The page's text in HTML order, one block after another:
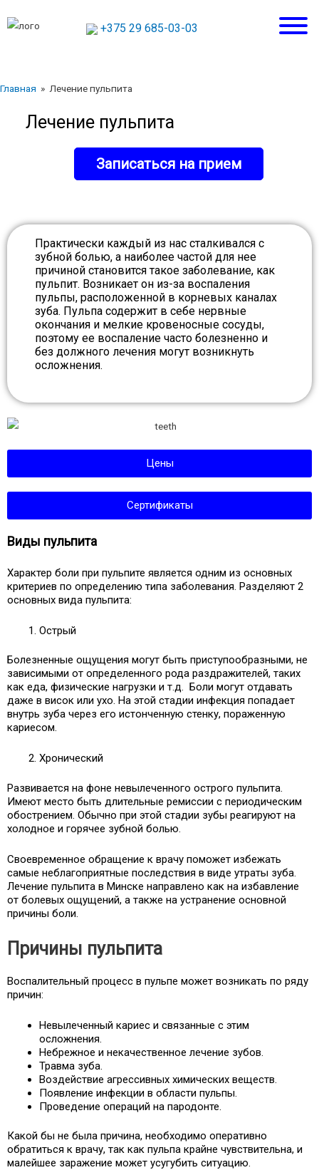
+375 29 685-03-03
Главная » Лечение пульпита
Лечение пульпита
Записаться на прием
Практически каждый из нас сталкивался с
зубной болью, а наиболее частой для нее
причиной становится такое заболевание, как
пульпит. Возникает он из-за воспаления
пульпы, расположенной в корневых каналах
зуба. Пульпа содержит в себе нервные
окончания и мелкие кровеносные сосуды,
поэтому ее воспаление часто болезненно и
без должного лечения могут возникнуть
осложнения.
Цены
Сертификаты
Виды пульпита
Характер боли при пульпите является одним из основных
критериев по определению типа заболевания. Разделяют 2
основных вида пульпита:
Острый
Болезненные ощущения могут быть приступообразными, не
зависимыми от определенного рода раздражителей, таких
как еда, физические нагрузки и т.д. Боли могут отдавать
даже в висок или ухо. На этой стадии инфекция попадает
внутрь зуба через его истонченную стенку, пораженную
кариесом.
Хронический
Развивается на фоне невылеченного острого пульпита.
Имеют место быть длительные ремиссии с периодическим
обострением. Обычно при этой стадии зубы реагируют на
холодное и горячее зубной болью.
Своевременное обращение к врачу поможет избежать
самые неблагоприятные последствия в виде утраты зуба.
Лечение пульпита в Минске направлено как на избавление
от болевых ощущений, а также на устранение основной
причины боли.
Причины пульпита
Воспалительный процесс в пульпе может возникать по ряду
причин:
Невылеченный кариес и связанные с этим
осложнения.
Небрежное и некачественное лечение зубов.
Травма зуба.
Воздействие агрессивных химических веществ.
Появление инфекции в области пульпы.
Проведение операций на пародонте.
Какой бы не была причина, необходимо оперативно
обратиться к врачу, так как пульпа крайне чувствительна, и
малейшее заражение может усугубить ситуацию.